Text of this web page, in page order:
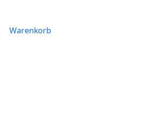
Warenkorb